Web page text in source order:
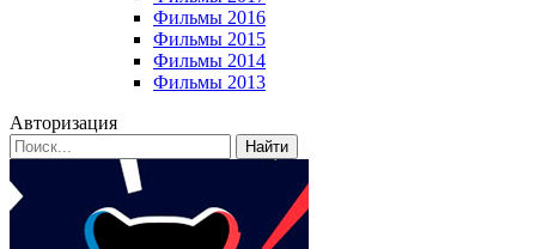
Фильмы 2016
Фильмы 2015
Фильмы 2014
Фильмы 2013
Авторизация
Найти